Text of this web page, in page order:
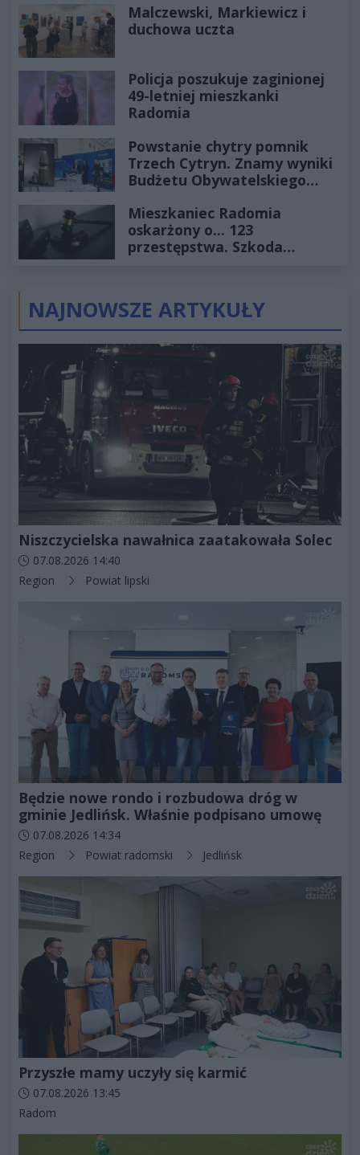
Malczewski, Markiewicz i
duchowa uczta
Policja poszukuje zaginionej
49-letniej mieszkanki
Radomia
Powstanie chytry pomnik
Trzech Cytryn. Znamy wyniki
Budżetu Obywatelskiego
Mieszkaniec Radomia
oskarżony o... 123
przestępstwa. Szkoda
NAJNOWSZE ARTYKUŁY
Niszczycielska nawałnica zaatakowała Solec
Data dodania artykułu:
07.08.2026 14:40
Kategorie artykułu:
Region Powiat lipski
Będzie nowe rondo i rozbudowa dróg w
gminie Jedlińsk. Właśnie podpisano umowę
Data dodania artykułu:
07.08.2026 14:34
Kategorie artykułu:
Region Powiat radomski Jedlińsk
Przyszłe mamy uczyły się karmić
Data dodania artykułu:
07.08.2026 13:45
Kategorie artykułu:
Radom